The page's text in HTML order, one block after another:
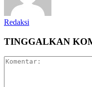
Redaksi
TINGGALKAN